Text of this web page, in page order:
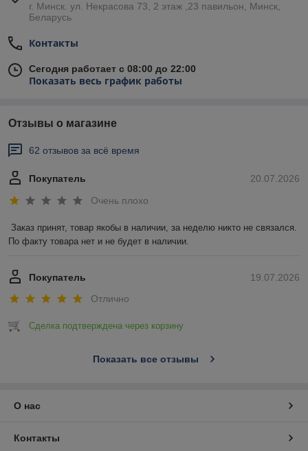
г. Минск. ул. Некрасова 73, 2 этаж ,23 павильон, Минск,
Беларусь
Контакты
Сегодня работает с 08:00 до 22:00
Показать весь график работы
Отзывы о магазине
62 отзывов за всё время
20.07.2026
Покупатель
Очень плохо
Заказ принят, товар якобы в наличии, за неделю никто не связался.
По факту товара нет и не будет в наличии.
19.07.2026
Покупатель
Отлично
Сделка подтверждена через корзину
Показать все отзывы
О нас
Контакты